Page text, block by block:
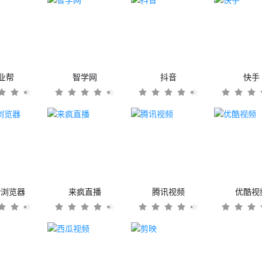
帮 智学网 抖音 快手
览器 来疯直播 腾讯视频 优酷视